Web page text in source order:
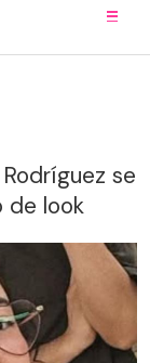
se
de look